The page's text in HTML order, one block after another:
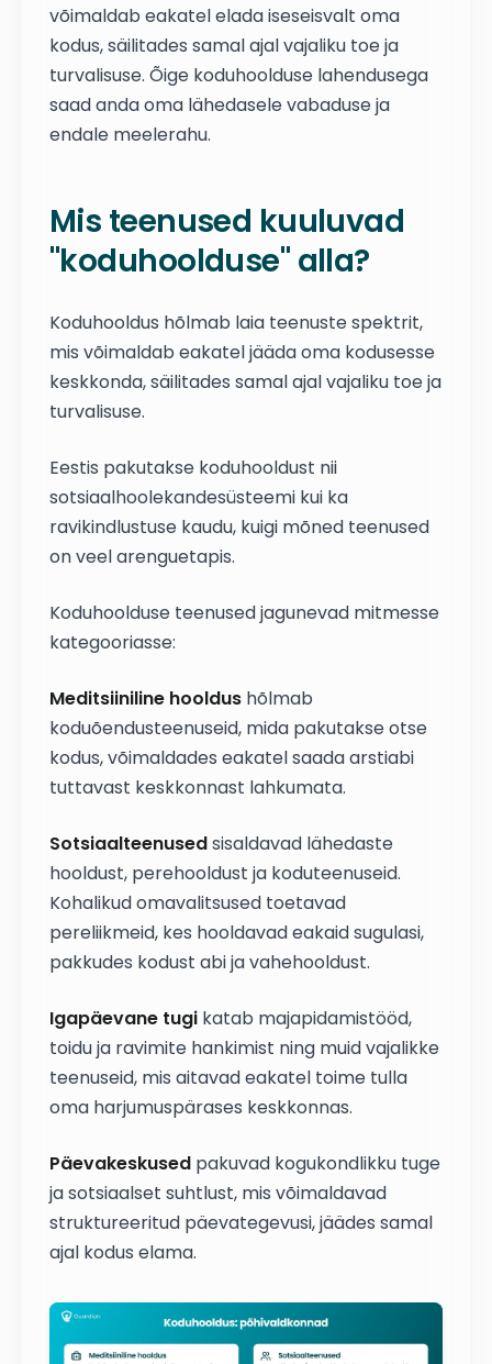
võimaldab eakatel elada iseseisvalt oma
kodus, säilitades samal ajal vajaliku toe ja
turvalisuse. Õige koduhoolduse lahendusega
saad anda oma lähedasele vabaduse ja
endale meelerahu.
Mis teenused kuuluvad
"koduhoolduse" alla?
Koduhooldus hõlmab laia teenuste spektrit,
mis võimaldab eakatel jääda oma kodusesse
keskkonda, säilitades samal ajal vajaliku toe ja
turvalisuse.
Eestis pakutakse koduhooldust nii
sotsiaalhoolekandesüsteemi kui ka
ravikindlustuse kaudu, kuigi mõned teenused
on veel arenguetapis.
Koduhoolduse teenused jagunevad mitmesse
kategooriasse:
Meditsiiniline hooldus hõlmab
koduõendusteenuseid, mida pakutakse otse
kodus, võimaldades eakatel saada arstiabi
tuttavast keskkonnast lahkumata.
Sotsiaalteenusedsisaldavad lähedaste
hooldust, perehooldust ja koduteenuseid.
Kohalikud omavalitsused toetavad
pereliikmeid, kes hooldavad eakaid sugulasi,
pakkudes kodust abi ja vahehooldust.
Igapäevane tugi katab majapidamistööd,
toidu ja ravimite hankimist ning muid vajalikke
teenuseid, mis aitavad eakatel toime tulla
oma harjumuspärases keskkonnas.
Päevakeskused pakuvad kogukondlikku tuge
ja sotsiaalset suhtlust, mis võimaldavad
struktureeritud päevategevusi, jäädes samal
ajal kodus elama.